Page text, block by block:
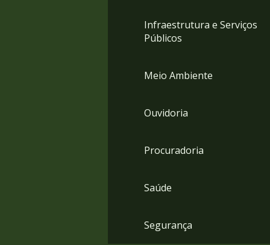
Infraestrutura e Serviços
Públicos
Meio Ambiente
Ouvidoria
Procuradoria
Saúde
Segurança